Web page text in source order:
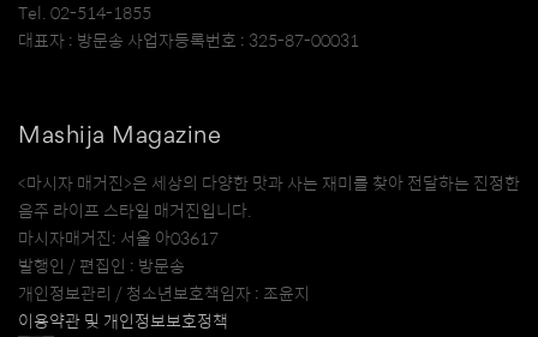
Tel. 02-514-1855
대표자 : 방문송 사업자등록번호 : 325-87-00031
Mashija Magazine
<마시자 매거진>은 세상의 다양한 맛과 사는 재미를 찾아 전달하는 진정한
음주 라이프 스타일 매거진입니다.
마시자매거진: 서울 아03617
발행인 / 편집인 : 방문송
개인정보관리 / 청소년보호책임자 : 조윤지
이용약관 및 개인정보보호정책